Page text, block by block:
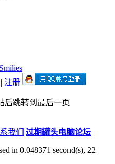
Smilies
| 注册
后跳转到最后一页
我们 |过期罐头电脑论坛
in 0.048371 second(s), 22